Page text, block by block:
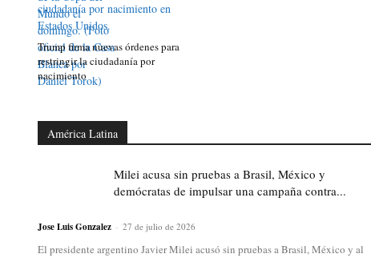
Trump firma nuevas órdenes para
restringir la ciudadanía por
nacimiento
América Latina
Milei acusa sin pruebas a Brasil, México y
demócratas de impulsar una campaña contra...
Jose Luis Gonzalez - 27 de julio de 2026
El presidente argentino Javier Milei acusó sin pruebas a Brasil, México y al